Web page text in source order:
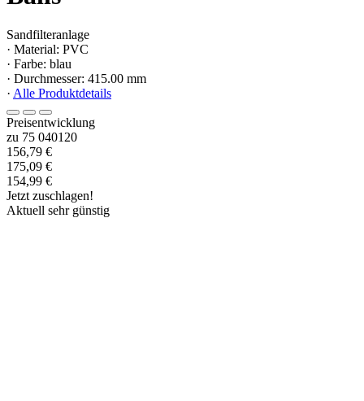
Sandfilteranlage
· Material: PVC
· Farbe: blau
· Durchmesser: 415.00 mm
· Alle Produktdetails
Preisentwicklung
zu 75 040120
156,79 €
175,09 €
154,99 €
Jetzt zuschlagen!
Aktuell sehr günstig